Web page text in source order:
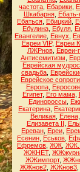
частота Ебарики
Шкабарня,
Ебаться Ебицкий
Ебулина, Ебуля,
Евангелие Евнух
Евреи VIP, Евреи
ЛЖРнов, Евреи-
Антисемитизм
Еврейская
свадьба
Еврейское
Европа,
Египет, Его мама,
Единороссы
Екатерина
Великая, Елена,
Елизавета II
Ереван Ереи
Есенин Еськов
Ефремов ЖЖ ЖЖ.
ЖЖНЕТ,
ЖЖимпорт,
ЖЖнов2, ЖЖнов3,